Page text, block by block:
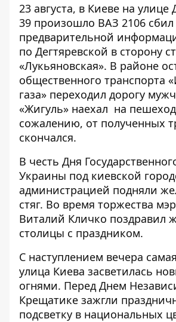
23 августа, в Киеве на улице
39 произошло ВАЗ 2106
предварительной
по Дегтяревской в сторону
«Лукьяновская». В районе
общественного транспорта
газа» переходил дорогу
«Жигуль» наехал на
сожалению, от полученных
скончался.
В честь Дня
Украины под киевской
администрацией подняли
стяг. Во время торжества
Виталий Кличко поздравил
столицы с праздником.
С наступлением вечера самая
улица Киева засветилась
огнями. Перед Днем
Крещатике зажгли
подсветку в национальных